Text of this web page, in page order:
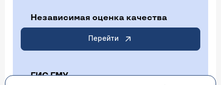
Независимая оценка качества
Перейти
ГИС ГМУ